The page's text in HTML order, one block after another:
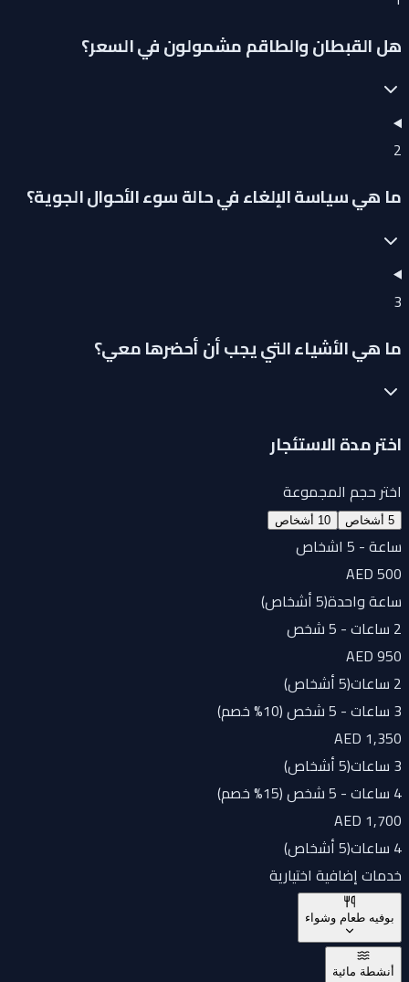
هل القبطان والطاقم مشمولون في السعر؟
ما هي سياسة الإلغاء في حالة سوء الأحوال الجوية؟
ما هي الأشياء التي يجب أن أحضرها معي؟
اختر مدة الاستئجار
اختر حجم المجموعة
10 أشخاص
ساعة - 5 اشخاص
AED 500
ساعة واحدة(5 أشخاص
AED 950
(5 أشخاص
AED 1,350
(5 أشخاص
4 ساعات - 5 شخص (15% خصم)
AED 1,700
4 ساعات
(5 أشخاص
خدمات إضافية اختيارية
بوفيه طعام وشواء
أنشطة مائية